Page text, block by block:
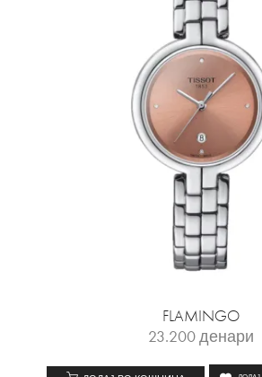
FLAMINGO
23.200денари